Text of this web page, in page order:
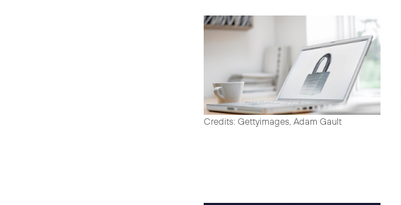
Credits: Gettyimages, Adam Gault